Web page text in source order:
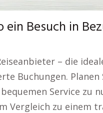
Besuch in
– die
Buchungen.
Service zu
Vergleich zu einem